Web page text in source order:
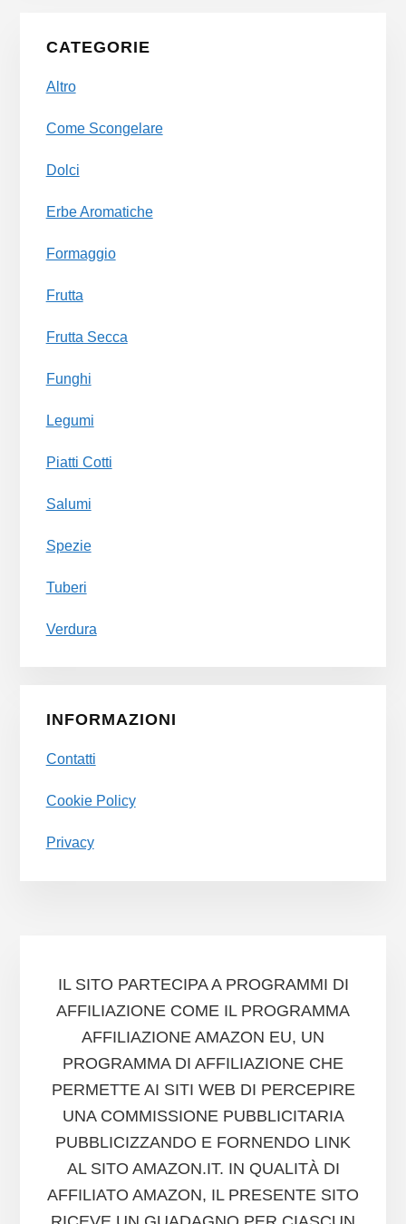
Primary
Sidebar
CATEGORIE
Altro
Come Scongelare
Dolci
Erbe Aromatiche
Formaggio
Frutta
Frutta Secca
Funghi
Legumi
Piatti Cotti
Salumi
Spezie
Tuberi
Verdura
INFORMAZIONI
Contatti
Cookie Policy
Privacy
IL SITO PARTECIPA A PROGRAMMI DI
AFFILIAZIONE COME IL PROGRAMMA
AFFILIAZIONE AMAZON EU, UN
PROGRAMMA DI AFFILIAZIONE CHE
PERMETTE AI SITI WEB DI PERCEPIRE
UNA COMMISSIONE PUBBLICITARIA
PUBBLICIZZANDO E FORNENDO LINK
AL SITO AMAZON.IT. IN QUALITÀ DI
AFFILIATO AMAZON, IL PRESENTE SITO